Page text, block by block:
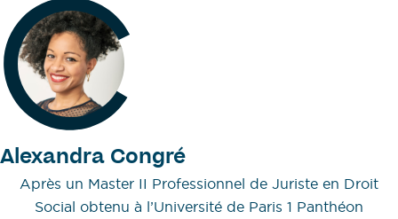
Alexandra Congré
Après un Master II Professionnel de Juriste en Droit
Social obtenu à l’Université de Paris 1 Panthéon